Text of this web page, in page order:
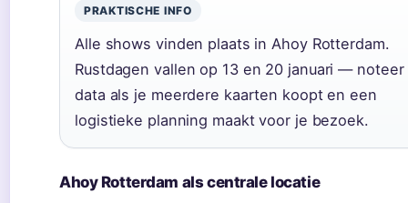
PRAKTISCHE INFO
Alle shows vinden plaats in Ahoy Rotterdam.
Rustdagen vallen op 13 en 20 januari —
data als je meerdere kaarten koopt en een
logistieke planning maakt voor je bezoek.
Ahoy Rotterdam als centrale locatie